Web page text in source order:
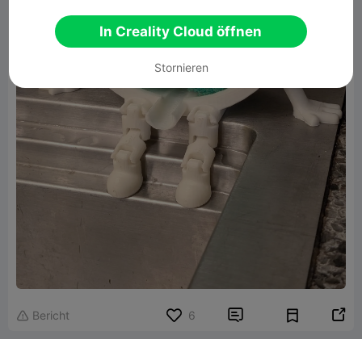
 Bericht 6  
In Creality Cloud öffnen
Stornieren